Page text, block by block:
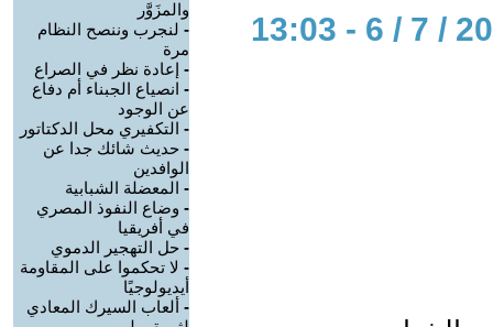
والمزَوَّر
- لنجرب وننصح النظام
مرة
- إعادة نظر في الصراع
- انصياع الجبناء أم دفاع
عن الوجود
- التكفيري محل الدكتاتور
- حديث شائك جدا عن
الوافدين
- المعضلة الشبابية
- وضاع النفوذ المصري
في أفريقيا
- حل التهجير الدموي
- لا تحكموا على المقاومة
أيديولوجيًا
- ألعاب السيرك المعادي